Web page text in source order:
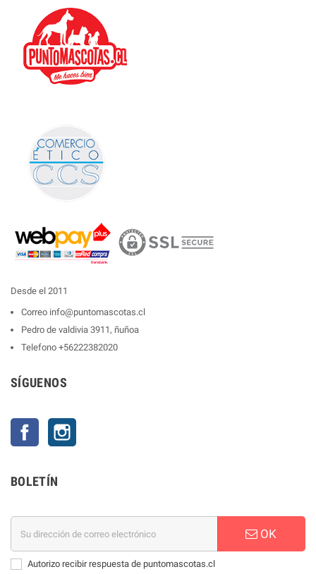
Desde el 2011
Correo info@puntomascotas.cl
Pedro de valdivia 3911, ñuñoa
Telefono +56222382020
SÍGUENOS
Facebook
BOLETÍN
OK
Autorizo recibir respuesta de puntomascotas.cl